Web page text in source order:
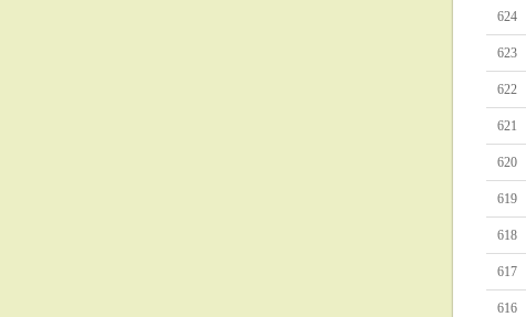
624
623
622
621
620
619
618
617
616